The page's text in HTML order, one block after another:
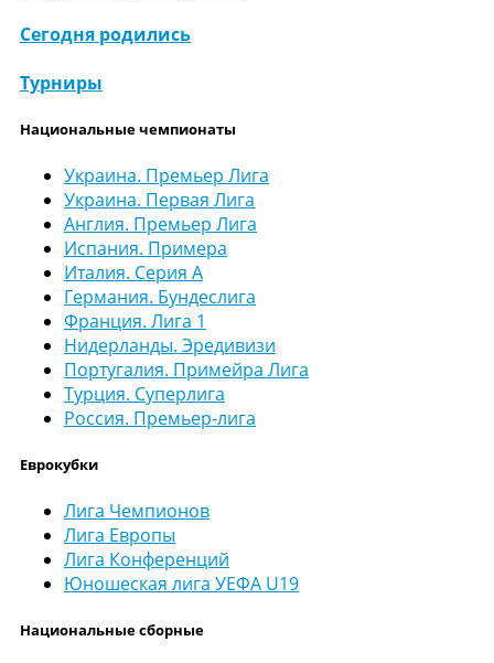
Сегодня родились
Турниры
Национальные чемпионаты
Украина. Премьер Лига
Украина. Первая Лига
Англия. Премьер Лига
Испания. Примера
Италия. Серия А
Германия. Бундеслига
Франция. Лига 1
Нидерланды. Эредивизи
Португалия. Примейра Лига
Турция. Суперлига
Россия. Премьер-лига
Еврокубки
Лига Чемпионов
Лига Европы
Лига Конференций
Юношеская лига УЕФА U19
Национальные сборные